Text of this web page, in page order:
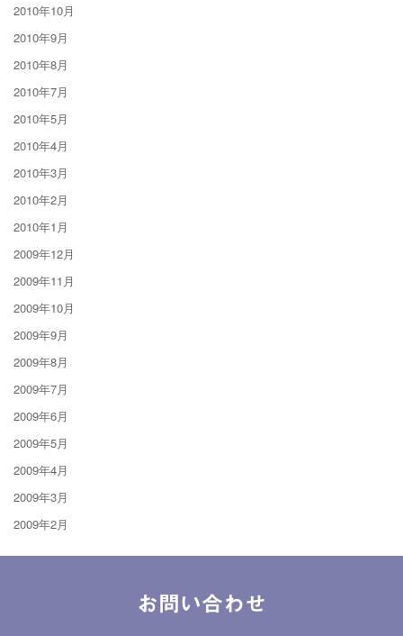
2010年10月
2010年9月
2010年8月
2010年7月
2010年5月
2010年4月
2010年3月
2010年2月
2010年1月
2009年12月
2009年11月
2009年10月
2009年9月
2009年8月
2009年7月
2009年6月
2009年5月
2009年4月
2009年3月
2009年2月
お問い合わせ